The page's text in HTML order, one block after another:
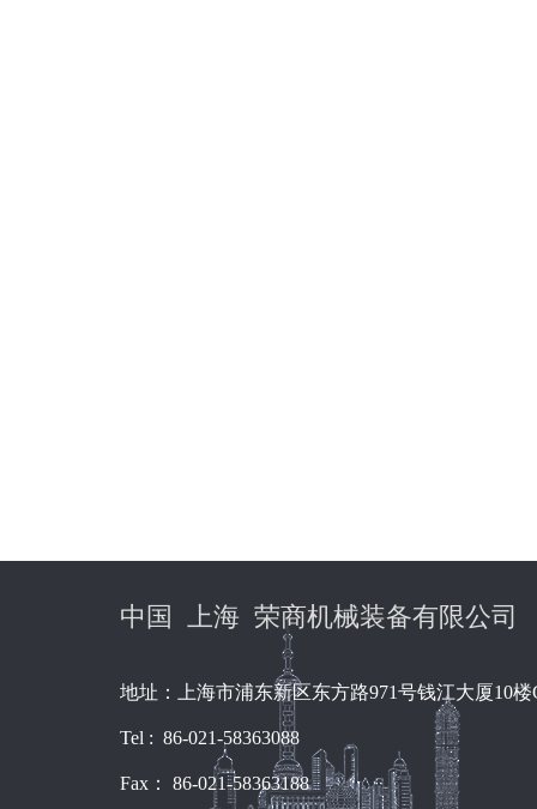
中国 上海 荣商机械装备有限公司
地址：上海市浦东新区东方路971号钱江大厦10楼
Tel : 86-021-58363088
Fax： 86-021-58363188